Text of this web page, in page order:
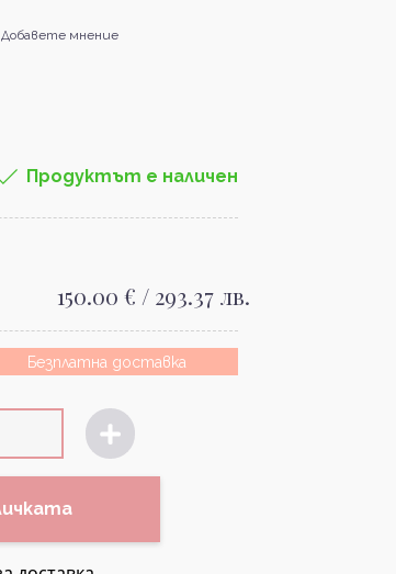
Добавете мнение
Продуктът е наличен
150.00 € / 293.37 лв.
Безплатна доставка